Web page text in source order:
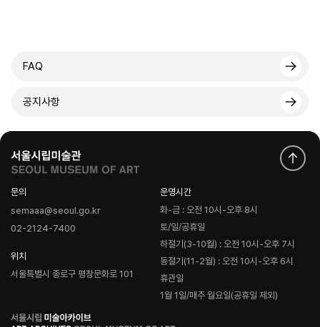
FAQ
공지사항
문의
semaaa@seoul.go.kr
02-2124-7400
위치
서울특별시 종로구 평창문화로 101
운영시간
화-금 : 오전 10시-오후 8시
토/일/공휴일
하절기(3-10월) : 오전 10시-오후 7시
동절기(11-2월) : 오전 10시-오후 6시
휴관일
1월 1일/매주 월요일(공휴일 제외)
로
고